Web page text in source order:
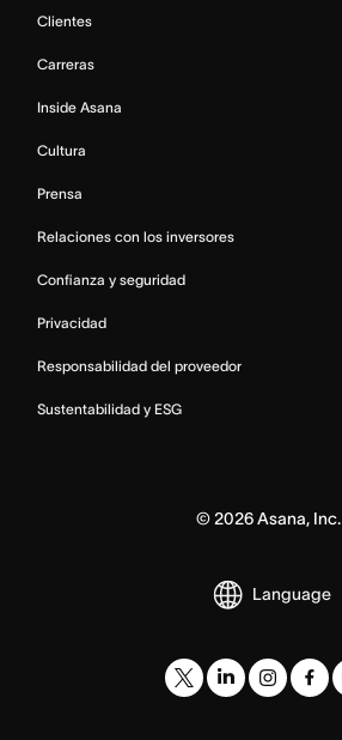
Clientes
Carreras
Inside Asana
Cultura
Prensa
Relaciones con los inversores
Confianza y seguridad
Privacidad
Responsabilidad del proveedor
Sustentabilidad y ESG
©2026Asana, Inc.
Language